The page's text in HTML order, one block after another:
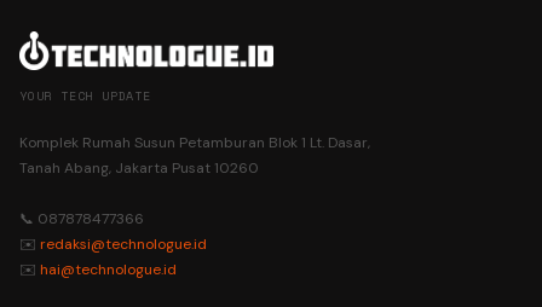
YOUR TECH UPDATE
Komplek Rumah Susun Petamburan Blok 1 Lt. Dasar,
Tanah Abang, Jakarta Pusat 10260
📞 087878477366
✉️ redaksi@technologue.id
✉️ hai@technologue.id